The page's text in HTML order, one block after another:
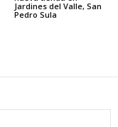
Jardines del Valle, San
Pedro Sula